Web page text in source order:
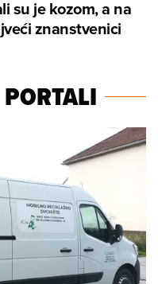
su je kozom, a na
znanstvenici